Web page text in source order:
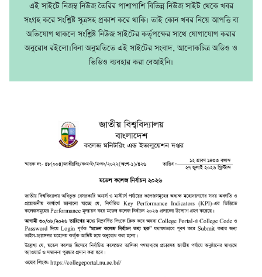
এই সাইটে নিজম্ব নিউজ তৈরির পাশাপাশি বিভিন্ন নিউজ সাইট থেকে খবর
সংগ্রহ করে সংশ্লিষ্ট সূত্রসহ প্রকাশ করে থাকি। তাই কোন খবর নিয়ে আপত্তি বা
অভিযোগ থাকলে সংশ্লিষ্ট নিউজ সাইটের কর্তৃপক্ষের সাথে যোগাযোগ করার
অনুরোধ রইলো।বিনা অনুমতিতে এই সাইটের সংবাদ, আলোকচিত্র অডিও ও
ভিডিও ব্যবহার করা বেআইনি।